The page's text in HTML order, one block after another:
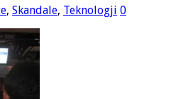
, Skandale, Teknologji 0